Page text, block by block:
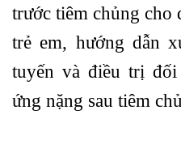
trước tiêm chủng
trẻ em, hướng dẫn
tuyến và điều trị
ứng nặng sau tiêm